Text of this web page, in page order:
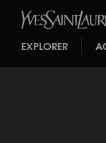
EXPLORER